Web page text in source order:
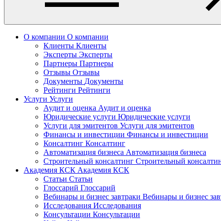
О компании О компании
Клиенты Клиенты
Эксперты Эксперты
Партнеры Партнеры
Отзывы Отзывы
Документы Документы
Рейтинги Рейтинги
Услуги Услуги
Аудит и оценка Аудит и оценка
Юридические услуги Юридические услуги
Услуги для эмитентов Услуги для эмитентов
Финансы и инвестиции Финансы и инвестиции
Консалтинг Консалтинг
Автоматизация бизнеса Автоматизация бизнеса
Строительный консалтинг Строительный
Академия КСК Академия КСК
Статьи Статьи
Глоссарий Глоссарий
Вебинары и бизнес завтраки Вебинары и бизнес
Исследования Исследования
Консультации Консультации